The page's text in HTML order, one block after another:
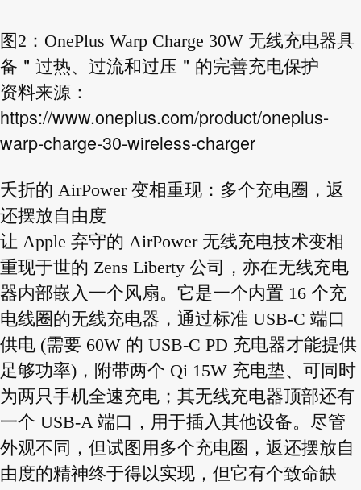
图2：OnePlus Warp Charge 30W 无线充电器具
备＂过热、过流和过压＂的完善充电保护
资料来源：
https://www.oneplus.com/product/oneplus-
warp-charge-30-wireless-charger
夭折的 AirPower 变相重现：多个充电圈，返
还摆放自由度
让 Apple 弃守的 AirPower 无线充电技术变相
重现于世的 Zens Liberty 公司，亦在无线充电
器内部嵌入一个风扇。它是一个内置 16 个充
电线圈的无线充电器，通过标准 USB-C 端口
供电 (需要 60W 的 USB-C PD 充电器才能提供
足够功率)，附带两个 Qi 15W 充电垫、可同时
为两只手机全速充电；其无线充电器顶部还有
一个 USB-A 端口，用于插入其他设备。尽管
外观不同，但试图用多个充电圈，返还摆放自
由度的精神终于得以实现，但它有个致命缺